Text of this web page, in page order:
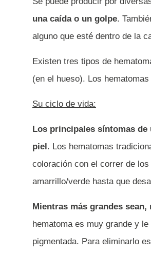
una caída o un golpe.
alguno que esté dentro de la
Existen tres tipos de
(en el hueso). Los
Su ciclo de vida:
Los principales síntomas
piel. Los hematomas
coloración con el correr de
amarrillo/verde hasta que
Mientras más grandes
hematoma es muy grande y
pigmentada. Para eliminarlo